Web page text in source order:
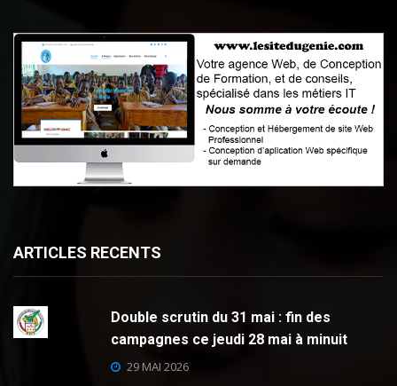
ARTICLES RECENTS
Double scrutin du 31 mai : fin des
campagnes ce jeudi 28 mai à minuit
29 MAI 2026